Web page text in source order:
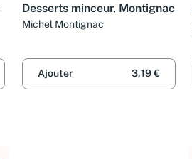
Desserts minceur, Montignac
Michel Montignac
Ajouter 3,19 €